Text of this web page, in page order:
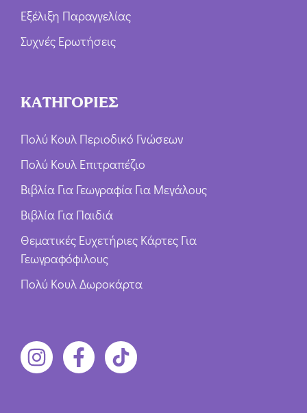
Εξέλιξη Παραγγελίας
Συχνές Ερωτήσεις
ΚΑΤΗΓΟΡΙΕΣ
Πολύ Κουλ Περιοδικό Γνώσεων
Πολύ Κουλ Επιτραπέζιο
Βιβλία Για Γεωγραφία Για Μεγάλους
Βιβλία Για Παιδιά
Θεματικές Ευχετήριες Κάρτες Για
Γεωγραφόφιλους
Πολύ Κουλ Δωροκάρτα